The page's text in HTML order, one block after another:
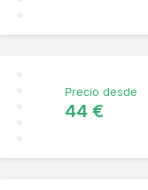
Precio desde
44 €